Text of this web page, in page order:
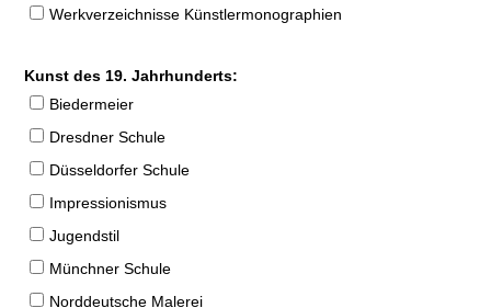
Werkverzeichnisse Künstlermonographien
Kunst des 19. Jahrhunderts:
Biedermeier
Dresdner Schule
Düsseldorfer Schule
Impressionismus
Jugendstil
Münchner Schule
Norddeutsche Malerei